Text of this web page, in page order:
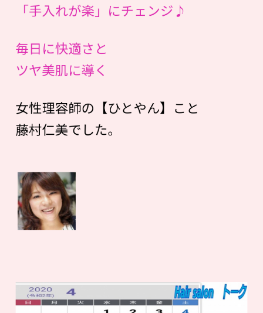
「手入れが楽」にチェンジ♪
毎日に快適さと
ツヤ美肌に導く
女性理容師の【ひとやん】こと
藤村仁美でした。